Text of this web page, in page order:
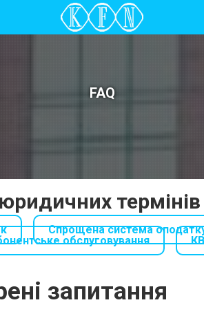
FAQ
термінів
Спрощена система
обслуговування
запитання